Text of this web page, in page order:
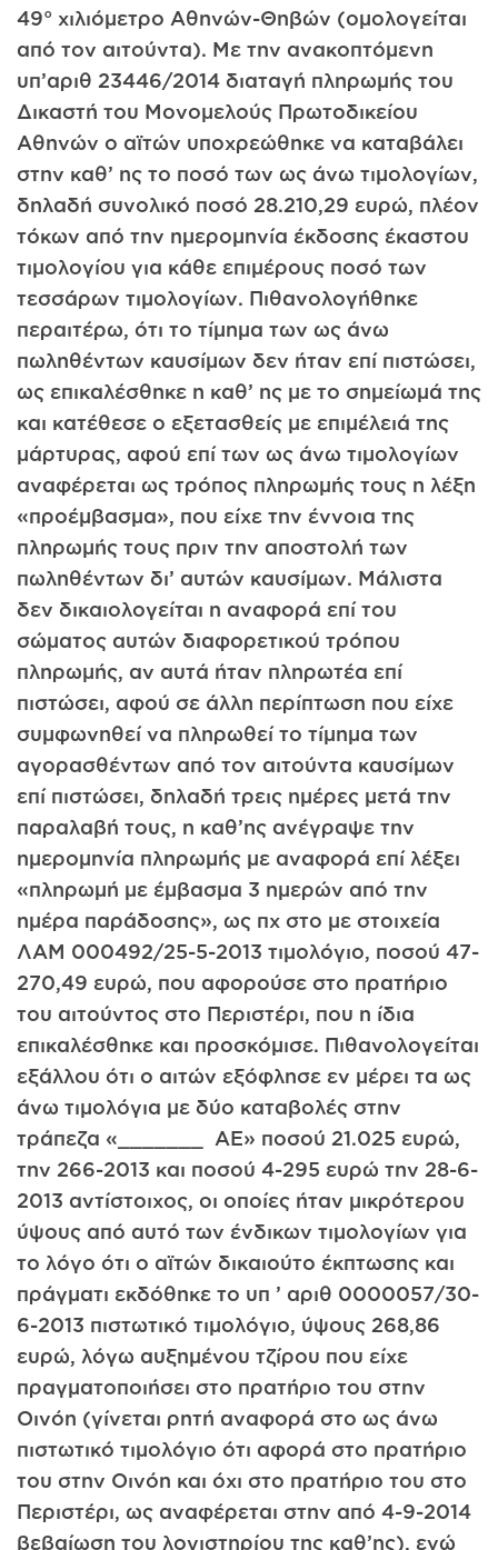
49° χιλιόμετρο Αθηνών-Θηβών (ομολογείται
από τον αιτούντα). Με την ανακοπτόμενη
υπ’αριθ 23446/2014 διαταγή πληρωμής του
Δικαστή του Μονομελούς Πρωτοδικείου
Αθηνών ο αϊτών υποχρεώθηκε να καταβάλει
στην καθ’ ης το ποσό των ως άνω τιμολογίων,
δηλαδή συνολικό ποσό 28.210,29 ευρώ, πλέον
τόκων από την ημερομηνία έκδοσης έκαστου
τιμολογίου για κάθε επιμέρους ποσό των
τεσσάρων τιμολογίων. Πιθανολογήθηκε
περαιτέρω, ότι το τίμημα των ως άνω
πωληθέντων καυσίμων δεν ήταν επί πιστώσει,
ως επικαλέσθηκε η καθ’ ης με το σημείωμά της
και κατέθεσε ο εξετασθείς με επιμέλειά της
μάρτυρας, αφού επί των ως άνω τιμολογίων
αναφέρεται ως τρόπος πληρωμής τους η λέξη
«προέμβασμα», που είχε την έννοια της
πληρωμής τους πριν την αποστολή των
πωληθέντων δι’ αυτών καυσίμων. Μάλιστα
δεν δικαιολογείται η αναφορά επί του
σώματος αυτών διαφορετικού τρόπου
πληρωμής, αν αυτά ήταν πληρωτέα επί
πιστώσει, αφού σε άλλη περίπτωση που είχε
συμφωνηθεί να πληρωθεί το τίμημα των
αγορασθέντων από τον αιτούντα καυσίμων
επί πιστώσει, δηλαδή τρεις ημέρες μετά την
παραλαβή τους, η καθ’ης ανέγραψε την
ημερομηνία πληρωμής με αναφορά επί λέξει
«πληρωμή με έμβασμα 3 ημερών από την
ημέρα παράδοσης», ως πχ στο με στοιχεία
ΛΑΜ 000492/25-5-2013 τιμολόγιο, ποσού 47-
270,49 ευρώ, που αφορούσε στο πρατήριο
του αιτούντος στο Περιστέρι, που η ίδια
επικαλέσθηκε και προσκόμισε. Πιθανολογείται
εξάλλου ότι ο αιτών εξόφλησε εν μέρει τα ως
άνω τιμολόγια με δύο καταβολές στην
τράπεζα «_______ ΑΕ» ποσού 21.025 ευρώ,
την 26­6-2013 και ποσού 4-295 ευρώ την 28-6-
2013 αντίστοιχος, οι οποίες ήταν μικρότερου
ύψους από αυτό των ένδικων τιμολογίων για
το λόγο ότι ο αϊτών δικαιούτο έκπτωσης και
πράγματι εκδόθηκε το υπ ’ αριθ 0000057/30-
6-2013 πιστωτικό τιμολόγιο, ύψους 268,86
ευρώ, λόγω αυξημένου τζίρου που είχε
πραγματοποιήσει στο πρατήριο του στην
Οινόη (γίνεται ρητή αναφορά στο ως άνω
πιστωτικό τιμολόγιο ότι αφορά στο πρατήριο
του στην Οινόη και όχι στο πρατήριο του στο
Περιστέρι, ως αναφέρεται στην από 4-9-2014
βεβαίωση του λογιστηρίου της καθ’ης), ενώ